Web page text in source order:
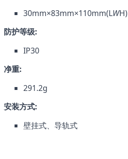
30mm×83mm×110mm(LWH)
防护等级:
IP30
净重:
291.2g
安装方式:
壁挂式、导轨式